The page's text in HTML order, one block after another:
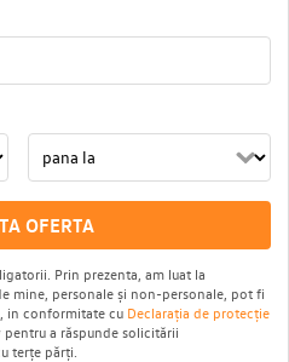
OFERTA
Prin prezenta, am luat la
mine, personale și non-personale, pot fi
in conformitate cu Declarația de protecție
a răspunde solicitării
terțe părți.